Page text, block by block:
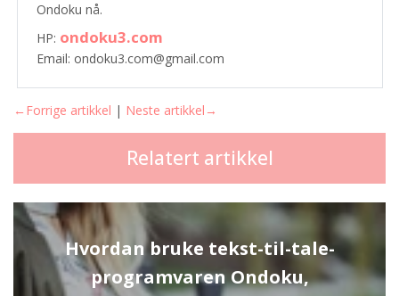
Ondoku nå.
HP: ondoku3.com
Email: ondoku3.com@gmail.com
←Forrige artikkel | Neste artikkel→
Relatert artikkel
Hvordan bruke tekst-til-tale-
programvaren Ondoku,